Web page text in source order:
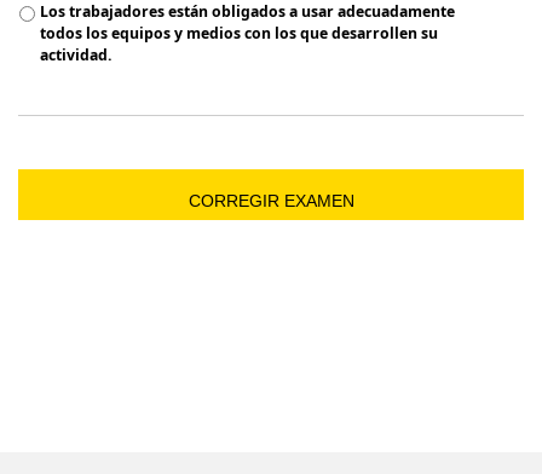
Los trabajadores están obligados a usar adecuadamente
todos los equipos y medios con los que desarrollen su
actividad.